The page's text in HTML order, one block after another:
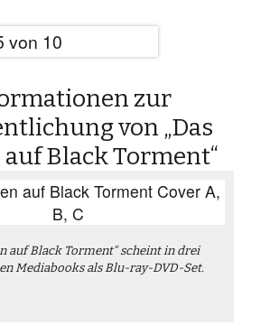
zur
von „Das
Black Torment“
auf Black Torment“ scheint in drei
Mediabooks als Blu-ray-DVD-Set.